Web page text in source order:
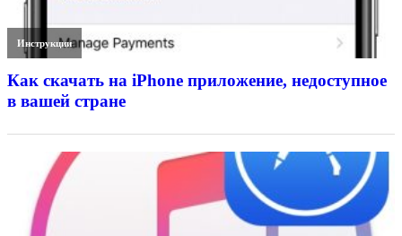
Инструкции
Как скачать на iPhone приложение, недоступное
в вашей стране